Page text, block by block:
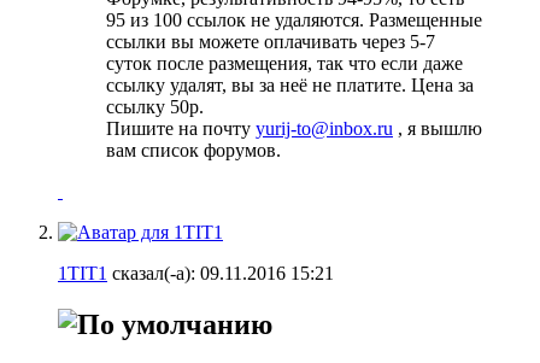
95 из 100 ссылок не удаляются. Размещенные
ссылки вы можете оплачивать через 5-7
суток после размещения, так что если даже
ссылку удалят, вы за неё не платите. Цена за
ссылку 50р.
Пишите на почту yurij-to@inbox.ru , я вышлю
вам список форумов.
1TIT1 сказал(-а): 09.11.2016 15:21